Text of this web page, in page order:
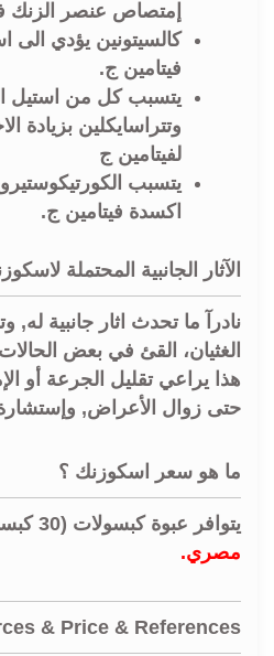
إمتصاص عنصر
كالسيتونين يؤدي الى
فيتامين ج.
يتسبب كل من استيل
وتتراسايكلين بزيادة
لفيتامين ج
يتسبب
اكسدة فيتامين ج.
الآثار الجانبية المحتملة
نادرآ ما تحدث اثار جانبية له,
الغثيان، القئ في بعض
هذا يراعي تقليل الجرعة أو
حتى زوال الأعراض,
ما هو سعر اسكوزنك ؟
يتوافر عبوة كبسولات (30 كبسولة),
مصري.
& Price & References